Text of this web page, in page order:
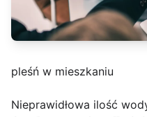
pleśń w mieszkaniu
Nieprawidłowa ilość